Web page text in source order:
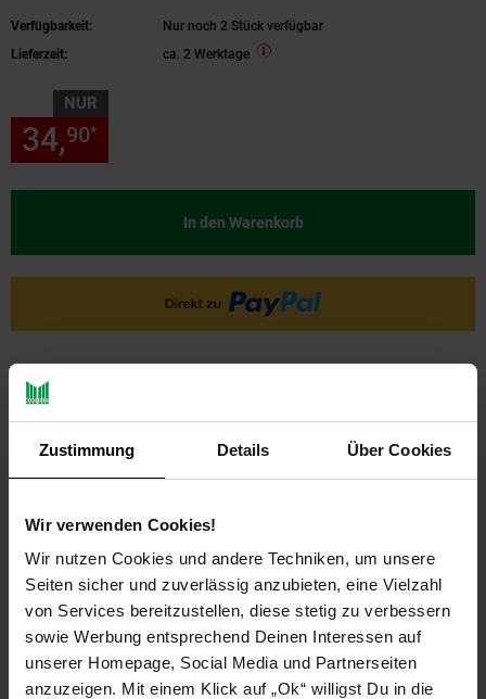
Zustimmung Details Über Cookies
Wir verwenden Cookies!
Wir nutzen Cookies und andere Techniken, um unsere
Seiten sicher und zuverlässig anzubieten, eine Vielzahl
von Services bereitzustellen, diese stetig zu verbessern
sowie Werbung entsprechend Deinen Interessen auf
unserer Homepage, Social Media und Partnerseiten
anzuzeigen. Mit einem Klick auf „Ok“ willigst Du in die
Verfügbarkeit:
Nur noch 2 Stück verfügbar
Lieferzeit:
ca. 2 Werktage
NUR
34,90*
In den Warenkorb
PAYBACK
Payback Punkte Basis°Punkte:
17
Extra°Punkte:
0
Produktbeschreibung